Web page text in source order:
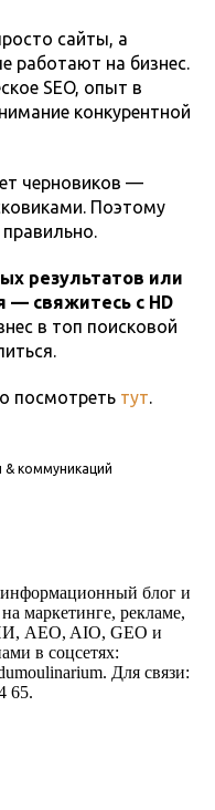
сайты, а
работают на бизнес.
SEO, опыт в
конкурентной
черновиков —
Поэтому
правильно.
результатов или
— свяжитесь с HD
в топ поисковой
посмотреть тут.
& коммуникаций
блог и
маркетинге, рекламе,
AEO, AIO, GEO и
в соцсетях:
Для связи:
65.